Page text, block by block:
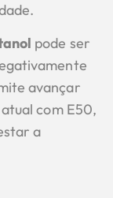
pode ser
avançar
com E50,
a